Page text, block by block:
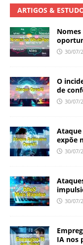
ARTIGOS &
30/07/
O
de
30/07/
expõe
30/07/
30/07/
IA nos